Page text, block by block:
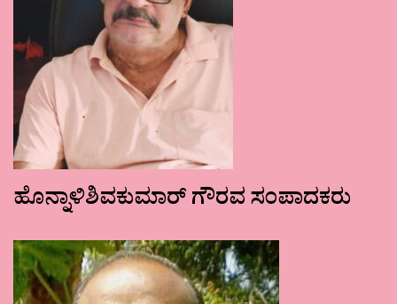
ಹೊನ್ನಾಳಿಶಿವಕುಮಾರ್ ಗೌರವ ಸಂಪಾದಕರು